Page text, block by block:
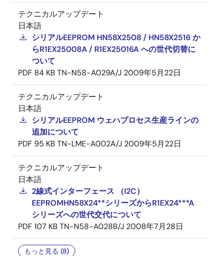
テクニカルアップデート
日本語
シリアルEEPROM HN58X2508 / HN58X2516 か
らR1EX25008A / R1EX25016A への世代切替に
ついて
PDF 84 KB TN-N58-A029A/J 2009年5月22日
テクニカルアップデート
日本語
シリアルEEPROM ウェハプロセス生産ラインの
追加について
PDF 95 KB TN-LME-A002A/J 2009年5月22日
テクニカルアップデート
日本語
2線式インターフェース （I2C）
EEPROMHN58X24**シリーズからR1EX24***A
シリーズへの世代交代について
PDF 107 KB TN-N58-A028B/J 2008年7月28日
もっと見る (8)